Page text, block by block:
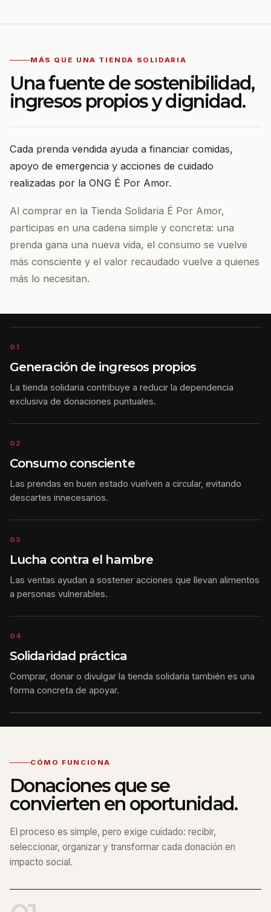
MÁS QUE UNA TIENDA SOLIDARIA
Una fuente de sostenibilidad,
ingresos propios y dignidad.
Cada prenda vendida ayuda a financiar comidas,
apoyo de emergencia y acciones de cuidado
realizadas por la ONG É Por Amor.
Al comprar en la Tienda Solidaria É Por Amor,
participas en una cadena simple y concreta: una
prenda gana una nueva vida, el consumo se vuelve
más consciente y el valor recaudado vuelve a quienes
más lo necesitan.
01
Generación de ingresos propios
La tienda solidaria contribuye a reducir la dependencia
exclusiva de donaciones puntuales.
02
Consumo consciente
Las prendas en buen estado vuelven a circular, evitando
descartes innecesarios.
03
Lucha contra el hambre
Las ventas ayudan a sostener acciones que llevan alimentos
a personas vulnerables.
04
Solidaridad práctica
Comprar, donar o divulgar la tienda solidaria también es una
forma concreta de apoyar.
CÓMO FUNCIONA
Donaciones que se
convierten en oportunidad.
El proceso es simple, pero exige cuidado: recibir,
seleccionar, organizar y transformar cada donación en
impacto social.